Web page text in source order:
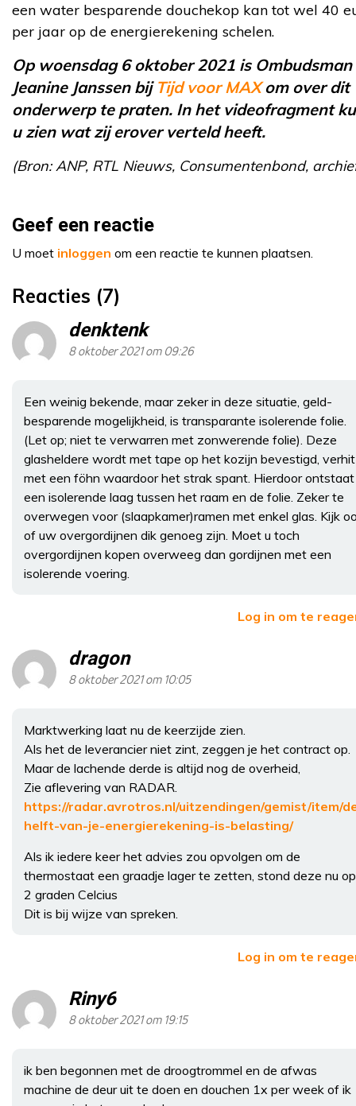
een water besparende douchekop kan tot wel 40
per jaar op de energierekening schelen.
Op woensdag 6 oktober 2021 is Ombudsman
Jeanine Janssen bij Tijd voor MAXom over dit
onderwerp te praten. In het videofragment
u zien wat zij erover verteld heeft.
(Bron: ANP, RTL Nieuws, Consumentenbond,
Geef een reactie
U moet inloggen om een reactie te kunnen plaatsen.
Reacties (7)
denktenk
8 oktober 2021 om 09:26
Een weinig bekende, maar zeker in deze situatie, geld-
besparende mogelijkheid, is transparante isolerende folie.
(Let op; niet te verwarren met zonwerende folie). Deze
glasheldere wordt met tape op het kozijn bevestigd, verhit
met een föhn waardoor het strak spant. Hierdoor ontstaat
een isolerende laag tussen het raam en de folie. Zeker te
overwegen voor (slaapkamer)ramen met enkel glas. Kijk
of uw overgordijnen dik genoeg zijn. Moet u toch
overgordijnen kopen overweeg dan gordijnen met een
isolerende voering.
Log in om te
dragon
8 oktober 2021 om 10:05
Marktwerking laat nu de keerzijde zien.
Als het de leverancier niet zint, zeggen je het contract op.
Maar de lachende derde is altijd nog de overheid,
Zie aflevering van RADAR.
https://radar.avrotros.nl/uitzendingen/gemist/item/
helft-van-je-energierekening-is-belasting/
Als ik iedere keer het advies zou opvolgen om de
thermostaat een graadje lager te zetten, stond deze nu op
2 graden Celcius
Dit is bij wijze van spreken.
Log in om te
Riny6
8 oktober 2021 om 19:15
ik ben begonnen met de droogtrommel en de afwas
machine de deur uit te doen en douchen 1x per week of ik